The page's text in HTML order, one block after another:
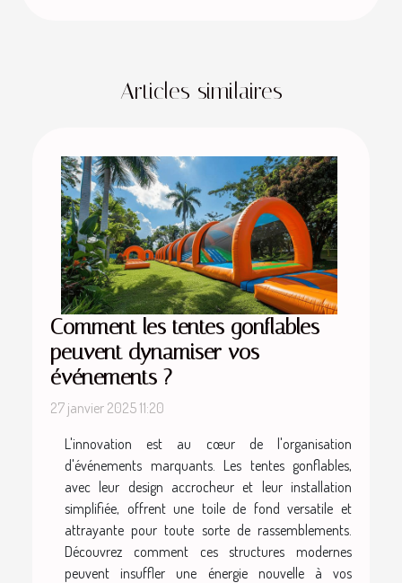
Articles similaires
Comment les tentes gonflables
peuvent dynamiser vos
événements ?
27 janvier 2025 11:20
L'innovation est au cœur de l'organisation
d'événements marquants. Les tentes gonflables,
avec leur design accrocheur et leur installation
simplifiée, offrent une toile de fond versatile et
attrayante pour toute sorte de rassemblements.
Découvrez comment ces structures modernes
peuvent insuffler une énergie nouvelle à vos